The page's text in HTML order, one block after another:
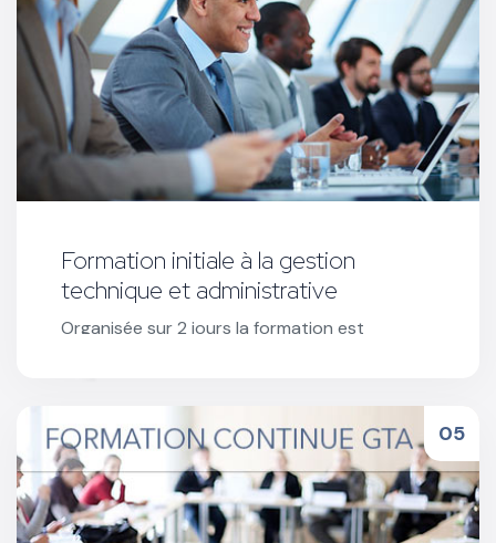
Formation initiale à la gestion
technique et administrative
Organisée sur 2 jours la formation est
Réserver votre formation